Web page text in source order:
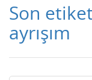
Son
ayrışım